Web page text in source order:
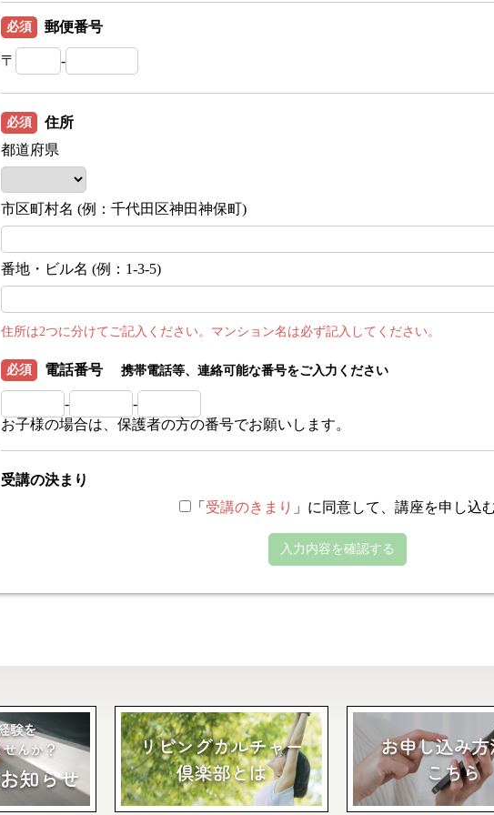
必須 郵便番号
〒 -
必須
住所
都道府県
市区町村名 (例：千代田区神田神保町)
番地・ビル名 (例：1-3-5)
住所は2つに分けてご記入ください。マンション名は必ず記入してください。
必須 電話番号 携帯電話等、連絡可能な番号をご入力ください
-
-
お子様の場合は、保護者の方の番号でお願いします。
受講の決まり
「 受講のきまり 」に同意して、講座を申し込